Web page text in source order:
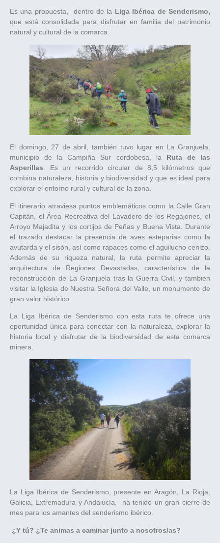
Es una propuesta, dentro de la Liga Ibérica de Senderismo,
que está consolidada para disfrutar en familia del patrimonio
natural y cultural de la comarca.
El domingo, 27 de abril, también tuvo lugar en La Granjuela,
municipio de la Campiña Sur cordobesa, la Ruta de las
Asperillas. Es un recorrido circular de 8,5 kilómetros que
combina naturaleza, historia y biodiversidad y que es ideal para
explorar el entorno rural y cultural de la zona.
El itinerario atraviesa puntos emblemáticos como la Calle Gran
Capitán, el Área Recreativa del Lavadero de los Regajones, el
Arroyo Majadita y los cortijos de Peñas y Buena Vista. Durante
el trazado destacar la presencia de aves esteparias como la
avutarda y el sisón, así como rapaces como el aguilucho cenizo.
Además de su riqueza natural, la ruta permite apreciar la
arquitectura de Regiones Devastadas, característica de la
reconstrucción de La Granjuela tras la Guerra Civil, y también
visitar la Iglesia de Nuestra Señora del Valle, un monumento de
gran valor histórico.
La Liga Ibérica de Senderismo con esta ruta te ofrece una
oportunidad única para conectar con la naturaleza, explorar la
historia local y disfrutar de la biodiversidad de esta comarca
minera.
La Liga Ibérica de Senderismo, presente en Aragón, La Rioja,
Galicia, Extremadura y Andalucía, ha tenido un gran cierre de
mes para los amantes del senderismo ibérico.
¿Y tú? ¿Te animas a caminar junto a nosotros/as?